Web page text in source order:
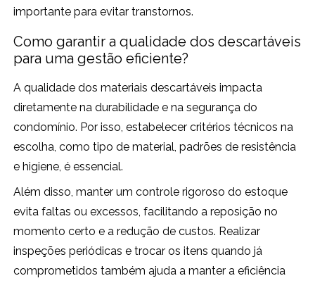
importante para evitar transtornos.
Como garantir a qualidade dos descartáveis
para uma gestão eficiente?
A qualidade dos materiais descartáveis impacta
diretamente na durabilidade e na segurança do
condomínio. Por isso, estabelecer critérios técnicos na
escolha, como tipo de material, padrões de resistência
e higiene, é essencial.
Além disso, manter um controle rigoroso do estoque
evita faltas ou excessos, facilitando a reposição no
momento certo e a redução de custos. Realizar
inspeções periódicas e trocar os itens quando já
comprometidos também ajuda a manter a eficiência